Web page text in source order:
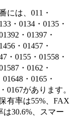
には、011・
・0134・0135・
・01397・
・01457・
・0155・01558・
・0162・
・0165・
0167があります。
有率は55%、FAX
30.6%、スマー